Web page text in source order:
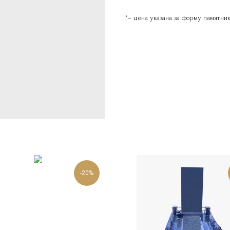
*– цена указана за форму
-20%